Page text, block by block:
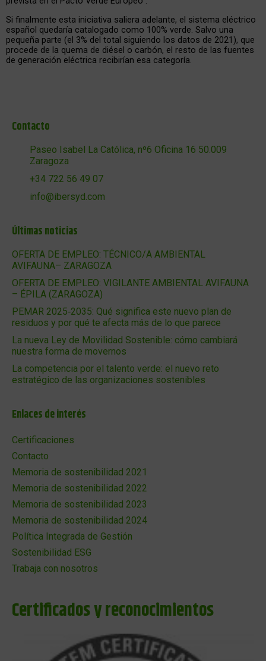
Si finalmente esta iniciativa saliera adelante, el sistema eléctrico
español quedaría catalogado como 100% verde. Salvo una
pequeña parte (el 3% del total siguiendo los datos de 2021), que
procede de la quema de diésel o carbón, el resto de las fuentes
de generación eléctrica recibirían esa categoría.
Contacto
Paseo Isabel La Católica, nº6 Oficina 16 50.009
Zaragoza
+34 722 56 49 07
info@ibersyd.com
Últimas noticias
OFERTA DE EMPLEO: TÉCNICO/A AMBIENTAL
AVIFAUNA– ZARAGOZA
OFERTA DE EMPLEO: VIGILANTE AMBIENTAL AVIFAUNA
– ÉPILA (ZARAGOZA)
PEMAR 2025‑2035: Qué significa este nuevo plan de
residuos y por qué te afecta más de lo que parece
La nueva Ley de Movilidad Sostenible: cómo cambiará
nuestra forma de movernos
La competencia por el talento verde: el nuevo reto
estratégico de las organizaciones sostenibles
Enlaces de interés
Certificaciones
Contacto
Memoria de sostenibilidad 2021
Memoria de sostenibilidad 2022
Memoria de sostenibilidad 2023
Memoria de sostenibilidad 2024
Política Integrada de Gestión
Sostenibilidad ESG
Trabaja con nosotros
Certificados y reconocimientos